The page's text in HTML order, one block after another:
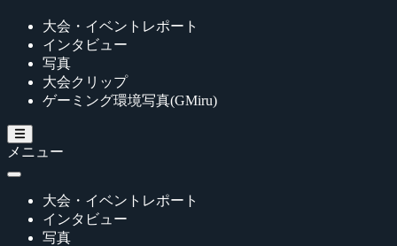
大会・イベントレポート
インタビュー
写真
大会クリップ
ゲーミング環境写真(GMiru)
メニュー
大会・イベントレポート
インタビュー
写真